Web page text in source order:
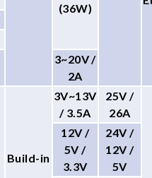
(36W)
3~20V /
2A
Build-in
3V~13V
/ 3.5A
25V /
26A
12V /
5V /
3.3V
24V /
12V /
5V